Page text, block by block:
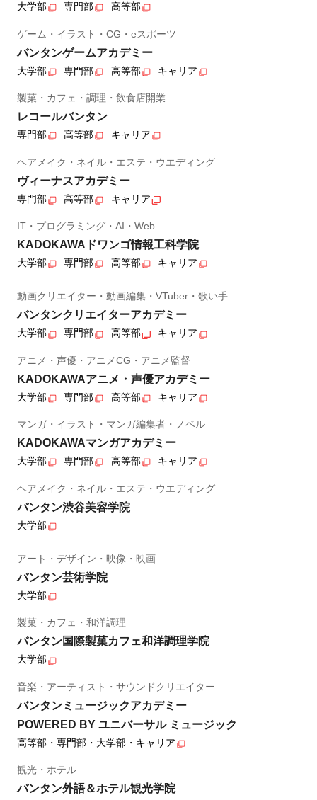
大学部 専門部 高等部
ゲーム・イラスト・CG・eスポーツ
バンタンゲームアカデミー
大学部 専門部 高等部 キャリア
製菓・カフェ・調理・飲食店開業
レコールバンタン
専門部 高等部 キャリア
ヘアメイク・ネイル・エステ・ウエディング
ヴィーナスアカデミー
専門部 高等部 キャリア
IT・プログラミング・AI・Web
KADOKAWAドワンゴ情報工科学院
大学部 専門部 高等部 キャリア
動画クリエイター・動画編集・VTuber・歌い手
バンタンクリエイターアカデミー
大学部 専門部 高等部 キャリア
アニメ・声優・アニメCG・アニメ監督
KADOKAWAアニメ・声優アカデミー
大学部 専門部 高等部 キャリア
マンガ・イラスト・マンガ編集者・ノベル
KADOKAWAマンガアカデミー
大学部 専門部 高等部 キャリア
ヘアメイク・ネイル・エステ・ウエディング
バンタン渋谷美容学院
大学部
アート・デザイン・映像・映画
バンタン芸術学院
大学部
製菓・カフェ・和洋調理
バンタン国際製菓カフェ和洋調理学院
大学部
音楽・アーティスト・サウンドクリエイター
バンタンミュージックアカデミー
POWERED BY ユニバーサル ミュージック
高等部・専門部・大学部・キャリア
観光・ホテル
バンタン外語＆ホテル観光学院